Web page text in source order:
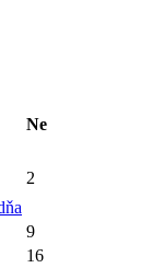
Ne
2
9
16